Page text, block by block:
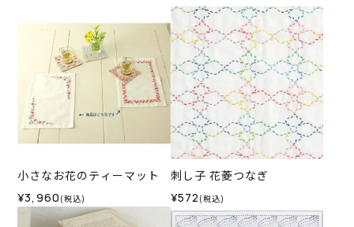
小さなお花のティーマット
¥3,960 (税込)
刺し子 花菱つなぎ
¥572 (税込)